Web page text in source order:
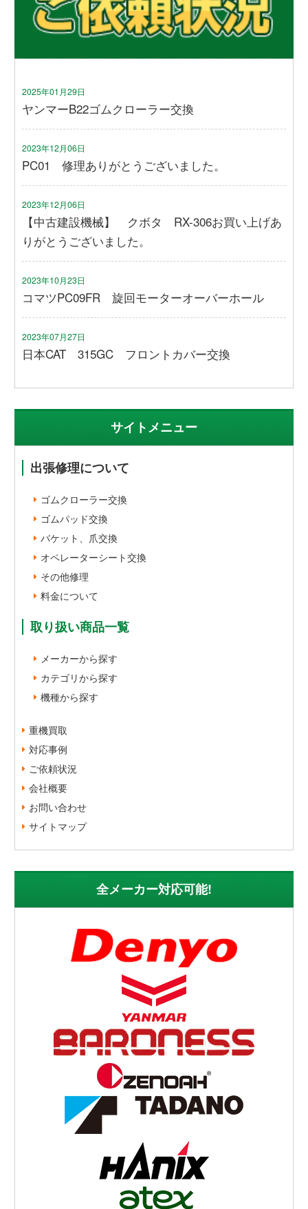
2025年01月29日
ヤンマーB22ゴムクローラー交換
2023年12月06日
PC01 修理ありがとうございました。
2023年12月06日
【中古建設機械】 クボタ RX-306お買い上げあ
りがとうございました。
2023年10月23日
コマツPC09FR 旋回モーターオーバーホール
2023年07月27日
日本CAT 315GC フロントカバー交換
サイトメニュー
出張修理について
ゴムクローラー交換
ゴムパッド交換
バケット、爪交換
オペレーターシート交換
その他修理
料金について
取り扱い商品一覧
メーカーから探す
カテゴリから探す
機種から探す
重機買取
対応事例
ご依頼状況
会社概要
お問い合わせ
サイトマップ
全メーカー対応可能!